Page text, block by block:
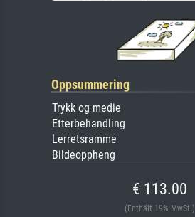
Oppsummering
Trykk og medie
Etterbehandling
Lerretsramme
Bildeoppheng
€ 113.00
(Enthält 19% MwSt.)